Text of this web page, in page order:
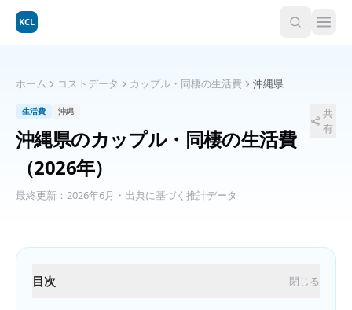
KCL
ホーム コストデータ カップル・同棲の生活費 沖縄県
生活費 沖縄
沖縄県のカップル・同棲の生活費
（2026年）
最終更新： 2026年6月 ・出典に基づく推計データ
共
有
目次 閉じる